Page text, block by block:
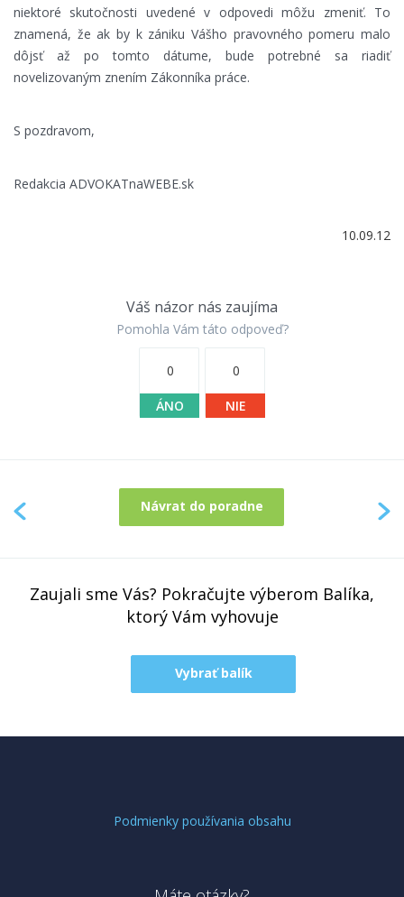
niektoré skutočnosti uvedené v odpovedi môžu zmeniť. To
znamená, že ak by k zániku Vášho pravovného pomeru malo
dôjsť až po tomto dátume, bude potrebné sa riadiť
novelizovaným znením Zákonníka práce.
S pozdravom,
Redakcia ADVOKATnaWEBE.sk
10.09.12
Váš názor nás zaujíma
Pomohla Vám táto odpoveď?
0
ÁNO
0
NIE
Návrat do poradne
Zaujali sme Vás? Pokračujte výberom Balíka,
ktorý Vám vyhovuje
Vybrať balík
Podmienky používania obsahu